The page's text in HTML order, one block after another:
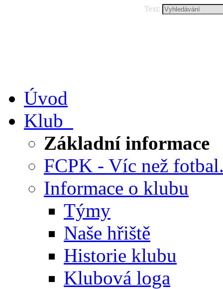
Text:
Úvod
Klub
Základní informace
FCPK - Víc než
Informace o klubu
Týmy
Naše hřiště
Historie klubu
Klubová loga